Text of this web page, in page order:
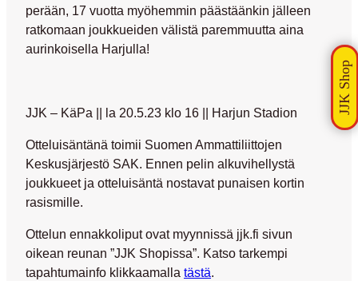
perään, 17 vuotta myöhemmin päästäänkin jälleen
ratkomaan joukkueiden välistä paremmuutta aina
aurinkoisella Harjulla!
JJK – KäPa || la 20.5.23 klo 16 || Harjun Stadion
Otteluisäntänä toimii Suomen Ammattiliittojen
Keskusjärjestö SAK. Ennen pelin alkuvihellystä
joukkueet ja otteluisäntä nostavat punaisen kortin
rasismille.
Ottelun ennakkoliput ovat myynnissä jjk.fi sivun
oikean reunan ”JJK Shopissa”. Katso tarkempi
tapahtumainfo klikkaamalla tästä.